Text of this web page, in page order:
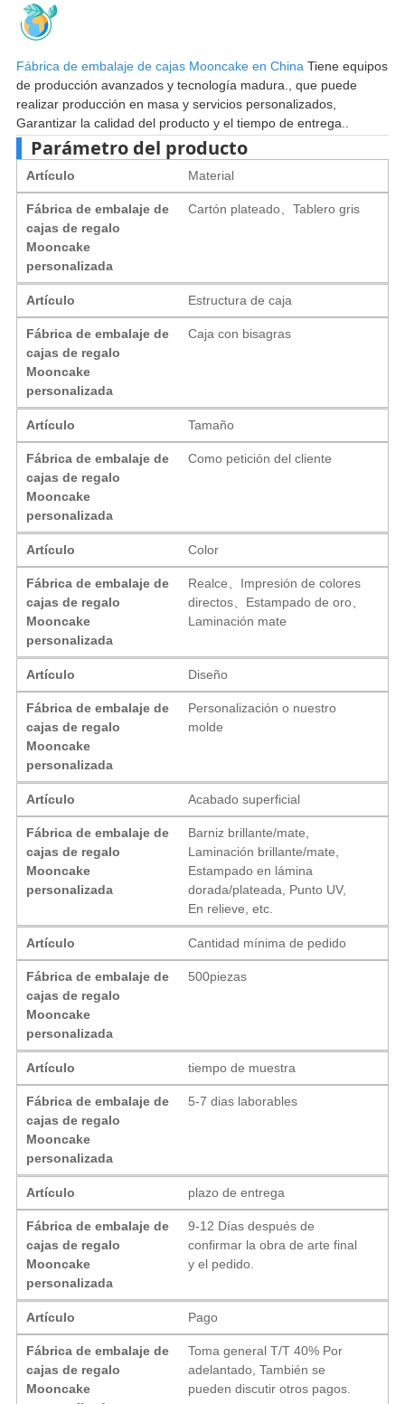
Fábrica de embalaje de cajas Mooncake en China Tiene equipos
de producción avanzados y tecnología madura., que puede
realizar producción en masa y servicios personalizados,
Garantizar la calidad del producto y el tiempo de entrega..
Parámetro del producto
Artículo Material
Fábrica de embalaje de
cajas de regalo
Mooncake
personalizada
Cartón plateado、Tablero gris
Artículo Estructura de caja
Fábrica de embalaje de
cajas de regalo
Mooncake
personalizada
Caja con bisagras
Artículo Tamaño
Fábrica de embalaje de
cajas de regalo
Mooncake
personalizada
Como petición del cliente
Artículo Color
Fábrica de embalaje de
cajas de regalo
Mooncake
personalizada
Realce、Impresión de colores
directos、Estampado de oro、
Laminación mate
Artículo Diseño
Fábrica de embalaje de
cajas de regalo
Mooncake
personalizada
Personalización o nuestro
molde
Artículo Acabado superficial
Fábrica de embalaje de
cajas de regalo
Mooncake
personalizada
Barniz brillante/mate,
Laminación brillante/mate,
Estampado en lámina
dorada/plateada, Punto UV,
En relieve, etc.
Artículo Cantidad mínima de pedido
Fábrica de embalaje de
cajas de regalo
Mooncake
personalizada
500piezas
Artículo tiempo de muestra
Fábrica de embalaje de
cajas de regalo
Mooncake
personalizada
5-7 dias laborables
Artículo plazo de entrega
Fábrica de embalaje de
cajas de regalo
Mooncake
personalizada
9-12 Días después de
confirmar la obra de arte final
y el pedido.
Artículo Pago
Fábrica de embalaje de
cajas de regalo
Mooncake
Toma general T/T 40% Por
adelantado, También se
pueden discutir otros pagos.